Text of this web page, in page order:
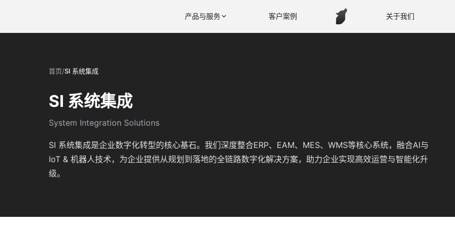
产品与服务 客户案例 关于我们
首页/SI 系统集成
SI 系统集成
System Integration Solutions
SI 系统集成是企业数字化转型的核心基石。我们深度整合ERP、EAM、MES、WMS等核心系统，融合AI与
IoT & 机器人技术，为企业提供从规划到落地的全链路数字化解决方案，助力企业实现高效运营与智能化升
级。